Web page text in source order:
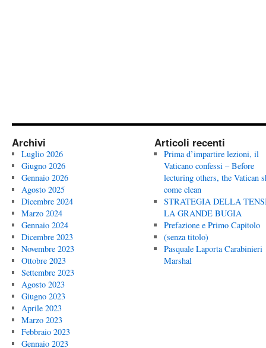
Archivi
Luglio 2026
Giugno 2026
Gennaio 2026
Agosto 2025
Dicembre 2024
Marzo 2024
Gennaio 2024
Dicembre 2023
Novembre 2023
Ottobre 2023
Settembre 2023
Agosto 2023
Giugno 2023
Aprile 2023
Marzo 2023
Febbraio 2023
Gennaio 2023
Articoli recenti
Prima d’impartire lezioni, il
Vaticano confessi – Before
lecturing others, the Vatican
come clean
STRATEGIA DELLA
LA GRANDE BUGIA
Prefazione e Primo Capitolo
(senza titolo)
Pasquale Laporta Carabinieri
Marshal